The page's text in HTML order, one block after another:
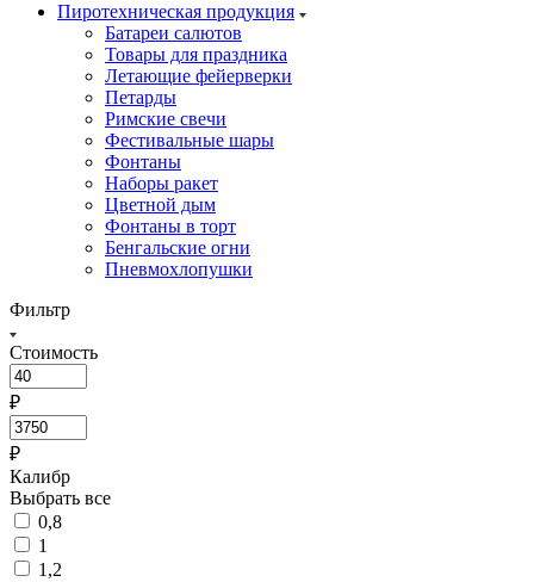
Пиротехническая продукция
Батареи салютов
Товары для праздника
Летающие фейерверки
Петарды
Римские свечи
Фестивальные шары
Фонтаны
Наборы ракет
Цветной дым
Фонтаны в торт
Бенгальские огни
Пневмохлопушки
Фильтр
Стоимость
₽
₽
Калибр
Выбрать все
0,8
1
1,2